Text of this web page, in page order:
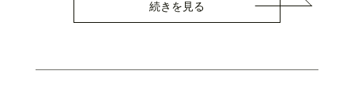
続きを見る